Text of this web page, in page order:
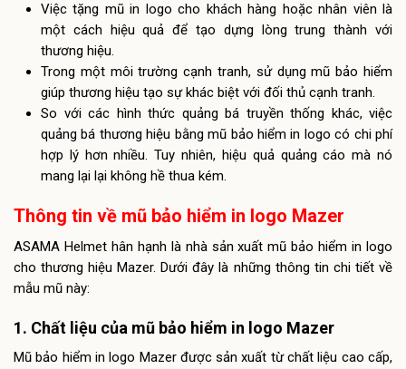
Việc tặng mũ in logo cho khách hàng hoặc nhân viên là
một cách hiệu quả để tạo dựng lòng trung thành với
thương hiệu.
Trong một môi trường cạnh tranh, sử dụng mũ bảo hiểm
giúp thương hiệu tạo sự khác biệt với đối thủ cạnh tranh.
So với các hình thức quảng bá truyền thống khác, việc
quảng bá thương hiệu bằng mũ bảo hiểm in logo có chi phí
hợp lý hơn nhiều. Tuy nhiên, hiệu quả quảng cáo mà nó
mang lại lại không hề thua kém.
Thông tin về mũ bảo hiểm in logo Mazer
ASAMA Helmet hân hạnh là nhà sản xuất mũ bảo hiểm in logo
cho thương hiệu Mazer. Dưới đây là những thông tin chi tiết về
mẫu mũ này:
1. Chất liệu của mũ bảo hiểm in logo Mazer
Mũ bảo hiểm in logo Mazer được sản xuất từ chất liệu cao cấp,